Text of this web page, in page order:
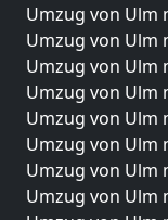
Umzug von Ulm
Umzug von Ulm
Umzug von Ulm
Umzug von Ulm
Umzug von Ulm
Umzug von Ulm
Umzug von Ulm
Umzug von Ulm